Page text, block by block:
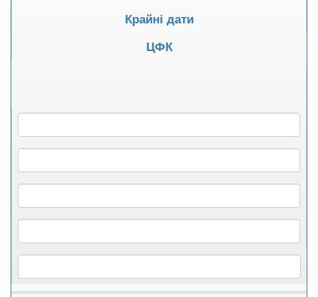
Крайні дати
ЦФК